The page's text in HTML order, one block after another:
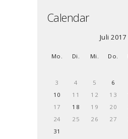
Calendar
Juli 2017
Mo. Di. Mi. Do.
3
4 5 6
10
11 12 13
17
18 19 20
24
25 26 27
31